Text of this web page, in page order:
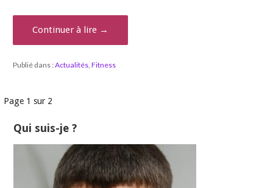
Continuer à lire →
Publié dans :Actualités, Fitness
Navigation
dans
Page 1 sur 2
Qui suis-je ?